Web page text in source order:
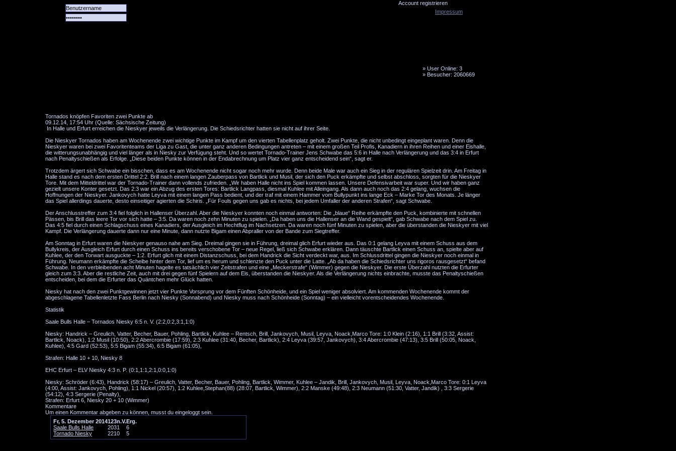
Account registrieren
» User Online: 3
» Besucher: 2060669
Tornados knöpfen Favoriten zwei Punkte ab
09.12.14, 17:54 Uhr (Quelle: Sächsische Zeitung)
In Halle und Erfurt erreichen die Nieskyer jeweils die Verlängerung. Die Schiedsrichter hatten sie nicht auf ihrer Seite.
Die Nieskyer Tornados haben am Wochenende zwei wichtige Punkte im Kampf um den vierten Tabellenplatz geholt. Zwei Punkte, die nicht unbedingt eingeplant waren. Denn die
Nieskyer waren bei zwei Favoritenteams der Liga zu Gast, die unter ganz anderen Bedingungen antreten – mit einem großen Teil Profis, Kanadiern in ihren Reihen und einer Eishalle,
die witterungsunabhängig und viel länger als in Niesky zur Verfügung steht. Und so wertet Tornado-Trainer Jens Schwabe das 5:6 in Halle nach Verlängerung und das 3:4 in Erfurt
nach Penaltyschießen als Erfolge. „Diese beiden Punkte können in der Endabrechnung um Platz vier ganz entscheidend sein“, sagt er.
Trotzdem ärgert sich Schwabe ein bisschen, dass es am Wochenende nicht sogar noch mehr wurde. Denn beide Male war auch ein Sieg in der regulären Spielzeit drin. Am Freitag in
Halle stand es nach dem ersten Drittel 2:2. Brill nach einem langen Zauberpass von Bartlick und Musil, der sich den Puck erkämpfte und selbst abschloss, sorgten für die Nieskyer
Tore. Mit dem Mitteldrittel war der Tornado-Trainer dann vollends zufrieden. „Wir haben Halle nicht ins Spiel kommen lassen. Unsere Defensivarbeit war super. Und wir haben ganz
gezielt unsere Konter gesetzt. Das 2:3 war ein Abzug des ersten Tores: Bartlick Langpass, diesmal Kuhlee mit Alleingang. Als dann auch noch das 2:4 gelang, wuchsen die
Hoffnungen der Nieskyer. Jankovych hatte Leyva mit einem langen Pass bedient, und der traf mit einem Hammer vom Bullypunkt ins lange Eck – Marke Tor des Monats. Je länger
das Spiel allerdings dauerte, desto einseitiger agierten die Schiris. „Für Fouls gegen uns gab es nichts, bei jedem Umfaller der anderen Strafen“, sagt Schwabe.
Der Anschlusstreffer zum 3:4 fiel folglich in Hallenser Überzahl. Aber die Nieskyer konnten noch einmal antworten: Die „blaue“ Reihe erkämpfte den Puck, kombinierte mit schnellen
Pässen, bis Brill das leere Tor vor sich hatte – 3:5. Da waren noch zehn Minuten zu spielen. „Da haben uns die Hallenser an die Wand gespielt“, gab Schwabe nach dem Spiel zu.
Das 4:5 fiel durch einen Schlagschuss eines Kanadiers, der Ausgleich im Hechtflug im Nachsetzen. Da waren noch fünf Minuten zu spielen, aber die überstanden die Nieskyer mit viel
Kampf. Die Verlängerung dauerte dann nur eine Minute, dann nutzte Bigam einen Abpraller von der Bande zum Siegtreffer.
Am Sonntag in Erfurt waren die Nieskyer genauso nahe am Sieg. Dreimal gingen sie in Führung, dreimal glich Erfurt wieder aus. Das 0:1 gelang Leyva mit einem Schuss aus dem
Bullykreis, der Ausgleich Erfurt durch einen Schuss ins bereits verschobene Tor – neue Regel, ließ sich Schwabe erklären. Dann täuschte Bartlick einen Schuss an, spielte aber auf
Kuhlee, der den Torwart ausguckte – 1:2. Erfurt glich mit einem Distanzschuss, bei dem Handrick die Sicht verdeckt war, aus. Im Schlussdrittel gingen die Nieskyer noch einmal in
Führung. Neumann erkämpfte die Scheibe hinter dem Tor, lief um es herum und schlenzte den Puck unter die Latte. „Ab da haben die Schiedsrichter uns rigoros rausgesetzt“ befand
Schwabe. In den verbleibenden acht Minuten hagelte es tatsächlich vier Zeitstrafen und eine „Meckerstrafe“ (Wimmer) gegen die Nieskyer. Die erste Überzahl nutzten die Erfurter
gleich zum 3:3. Aber die restliche Zeit, auch mit drei gegen fünf Spielern auf dem Eis, überstanden die Nieskyer. Als die Verlängerung nichts einbrachte, musste das Penaltyschießen
entscheiden, bei dem die Erfurter das Quäntchen mehr Glück hatten.
Niesky hat nach den zwei Punktgewinnen jetzt vier Punkte Vorsprung vor dem Fünften Schönheide, und ein Spiel weniger absolviert. Am kommenden Wochenende kommt der
abgeschlagene Tabellenletzte Fass Berlin nach Niesky (Sonnabend) und Niesky muss nach Schönheide (Sonntag) – ein vielleicht vorentscheidendes Wochenende.
Statistik
Saale Bulls Halle – Tornados Niesky 6:5 n. V. (2:2,0:2,3:1,1:0)
Niesky: Handrick – Greulich, Vatter, Becher, Bauer, Pohling, Bartlick, Kuhlee – Rentsch, Brill, Jankovych, Musil, Leyva, Noack,Marco Tore: 1:0 Klein (2:16), 1:1 Brill (3:32, Assist:
Bartlick, Noack), 1:2 Musil (10:50), 2:2 Abercrombie (17:59), 2:3 Kuhlee (31:40, Becher, Bartlick), 2:4 Leyva (39:57, Jankovych), 3:4 Abercrombie (47:13), 3:5 Brill (50:05, Noack,
Kuhlee), 4:5 Gard (52:53), 5:5 Bigam (55:34), 6:5 Bigam (61:05),
Strafen: Halle 10 + 10, Niesky 8
EHC Erfurt – ELV Niesky 4:3 n. P. (0:1,1:1,2:1,0:0,1:0)
Niesky: Schröder (6:43), Handrick (58:17) – Greulich, Vatter, Becher, Bauer, Pohling, Bartlick, Wimmer, Kuhlee – Jandik, Brill, Jankovych, Musil, Leyva, Noack,Marco Tore: 0:1 Leyva
(4:00, Assist: Jankovych, Pohling), 1:1 Nickel (20:57), 1:2 Kuhlee,Stephan(88) (28:07, Bartlick, Wimmer), 2:2 Manske (49:48), 2:3 Neumann (51:30, Vatter, Jandik) , 3:3 Sergerie
(54:12), 4:3 Sergerie (Penalty),
Strafen: Erfurt 6, Niesky 20 + 10 (Wimmer)
Kommentare
Um einen Kommentar abgeben zu können, musst du eingeloggt sein.
Fr, 5. Dezember 2014123n.V.Erg.
Saale Bulls Halle
2031
6
Tornado Niesky
2210 5
Impressum